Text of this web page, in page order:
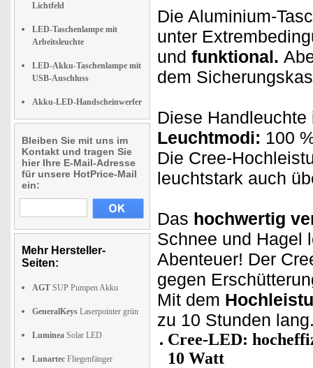
Lichtfeld
LED-Taschenlampe mit
Arbeitsleuchte
LED-Akku-Taschenlampe mit
USB-Anschluss
Akku-LED-Handscheinwerfer
Bleiben Sie mit uns im
Kontakt und tragen Sie
hier Ihre E-Mail-Adresse
für unsere HotPrice-Mail
ein:
Mehr Hersteller-
Seiten:
AGT SUP Pumpen Akku
GeneralKeys Laserpointer grün
Luminea Solar LED
Lunartec Fliegenfänger
Die Aluminium-
unter
und funktional.
dem
Diese
Leuchtmodi: 100
Die Cree-
leuchtstark auch
Das hochwertig
Schnee und Hagel
Abenteuer! Der
gegen
Mit dem
zu 10 Stunden
Cree-LED:
10 Watt